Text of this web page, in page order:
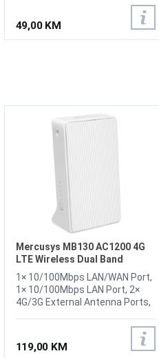
49,00 KM
Mercusys MB130 AC1200 4G
LTE Wireless Dual Band
Router
1× 10/100Mbps LAN/WAN Port,
1× 10/100Mbps LAN Port, 2×
4G/3G External Antenna Ports,
WPS/Reset Button, Wireless
Standards: IEEE 802.11b/g/n,
Frequency: 5 GHz, 2.4 GHz, WiFi
119,00 KM